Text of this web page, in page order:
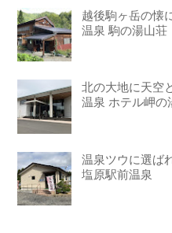
越後駒ヶ岳の懐
温泉 駒の湯山荘
北の大地に天空
温泉 ホテル岬の
温泉ツウに選ば
塩原駅前温泉